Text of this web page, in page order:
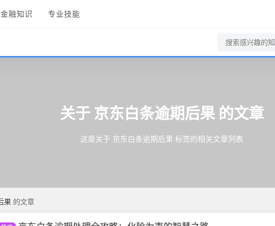
金融知识 专业技能
关于 京东白条逾期后果 的文章
这是关于 京东白条逾期后果 标签的相关文章列表
果 的文章